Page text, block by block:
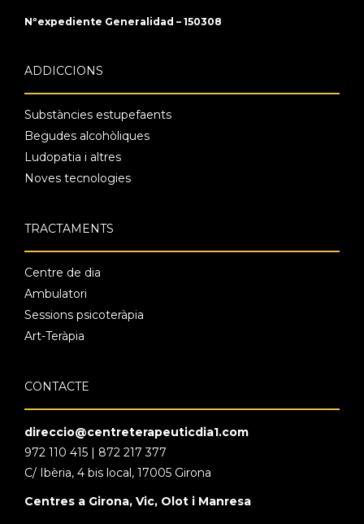
Nºexpediente Generalidad – 150308
ADDICCIONS
Substàncies estupefaents
Begudes alcohòliques
Ludopatia i altres
Noves tecnologies
TRACTAMENTS
Centre de dia
Ambulatori
Sessions psicoteràpia
Art-Teràpia
CONTACTE
direccio@centreterapeuticdia1.com
972 110 415 | 872 217 377
C/ Ibèria, 4 bis local, 17005 Girona
Centres a Girona, Vic, Olot i Manresa